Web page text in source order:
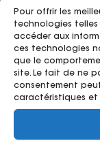
Pour offrir les
technologies
accéder aux
ces technologies
que le
site. Le fait de ne
consentement
caractéristiques et
15
8
8